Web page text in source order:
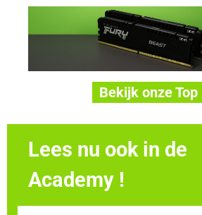
Bekijk onze Top
Lees nu ook in de
Academy !